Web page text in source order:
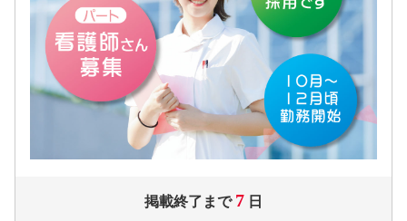
掲載終了まで 7 日